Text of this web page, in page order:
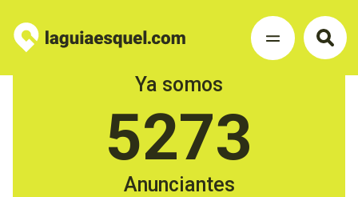
Ya somos
5273
Anunciantes